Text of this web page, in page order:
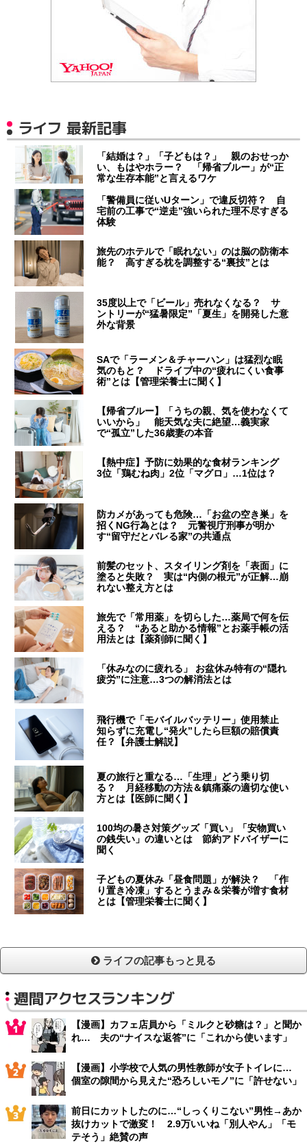
ライフ 最新記事
「結婚は？」「子どもは？」 親のおせっか
い、もはやホラー？ 「帰省ブルー」が“正
常な生存本能”と言えるワケ
「警備員に従いUターン」で違反切符？ 自
宅前の工事で“逆走”強いられた理不尽すぎる
体験
旅先のホテルで「眠れない」のは脳の防衛本
能？ 高すぎる枕を調整する“裏技”とは
35度以上で「ビール」売れなくなる？ サ
ントリーが“猛暑限定”「夏生」を開発した意
外な背景
SAで「ラーメン＆チャーハン」は猛烈な眠
気のもと？ ドライブ中の“疲れにくい食事
術”とは【管理栄養士に聞く】
【帰省ブルー】「うちの親、気を使わなくて
いいから」 能天気な夫に絶望…義実家
で“孤立”した36歳妻の本音
【熱中症】予防に効果的な食材ランキング
3位「鶏むね肉」2位「マグロ」…1位は？
防カメがあっても危険…「お盆の空き巣」を
招くNG行為とは？ 元警視庁刑事が明か
す“留守だとバレる家”の共通点
前髪のセット、スタイリング剤を「表面」に
塗ると失敗？ 実は“内側の根元”が正解…崩
れない整え方とは
旅先で「常用薬」を切らした…薬局で何を伝
える？ “あると助かる情報”とお薬手帳の活
用法とは【薬剤師に聞く】
「休みなのに疲れる」 お盆休み特有の“隠れ
疲労”に注意…3つの解消法とは
飛行機で「モバイルバッテリー」使用禁止
知らずに充電し“発火”したら巨額の賠償責
任？【弁護士解説】
夏の旅行と重なる…「生理」どう乗り切
る？ 月経移動の方法＆鎮痛薬の適切な使い
方とは【医師に聞く】
100均の暑さ対策グッズ「買い」「安物買い
の銭失い」の違いとは 節約アドバイザーに
聞く
子どもの夏休み「昼食問題」が解決？ 「作
り置き冷凍」するとうまみ＆栄養が増す食材
とは【管理栄養士に聞く】
ライフの記事もっと見る
週間アクセスランキング
【漫画】カフェ店員から「ミルクと砂糖は？」と聞か
れ… 夫の“ナイスな返答”に「これから使います」
【漫画】小学校で人気の男性教師が女子トイレに…
個室の隙間から見えた“恐ろしいモノ”に「許せない」
前日にカットしたのに…“しっくりこない”男性→あか
抜けカットで激変！ 2.9万いいね「別人やん」「モ
テそう」絶賛の声